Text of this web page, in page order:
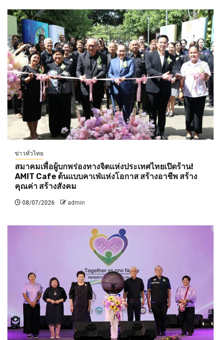
ข่าวทั่วไทย
สมาคมเพื่อผู้บกพร่องทางจิตแห่งประเทศไทยเปิดร้าน!
AMIT Cafe ต้นแบบคาเฟ่แห่งโอกาส สร้างอาชีพ สร้าง
คุณค่า สร้างสังคม
08/07/2026 admin